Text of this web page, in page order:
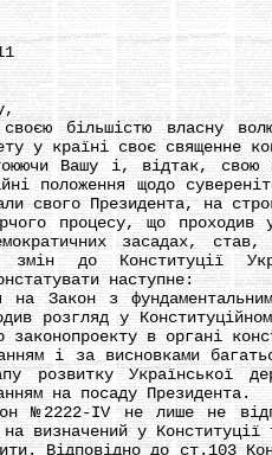
більшістю власну
у країні своє священне
Вашу і, відтак, свою
положення щодо
свого Президента, на
процесу, що проходив у
засадах,
до Конституції
наступне:
Закон з фундаментальним
розгляд у
законопроекту в органі
і за висновками
розвитку Української
на посаду Президента.
IV не лише не
визначений у
Відповідно до ст.103